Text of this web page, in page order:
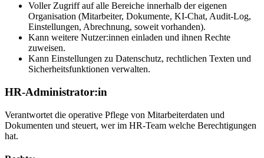
Voller Zugriff auf alle Bereiche innerhalb der eigenen
Organisation (Mitarbeiter, Dokumente, KI-Chat, Audit-Log,
Einstellungen, Abrechnung, soweit vorhanden).
Kann weitere Nutzer:innen einladen und ihnen Rechte
zuweisen.
Kann Einstellungen zu Datenschutz, rechtlichen Texten und
Sicherheitsfunktionen verwalten.
HR-Administrator:in
Verantwortet die operative Pflege von Mitarbeiterdaten und
Dokumenten und steuert, wer im HR-Team welche Berechtigungen
hat.